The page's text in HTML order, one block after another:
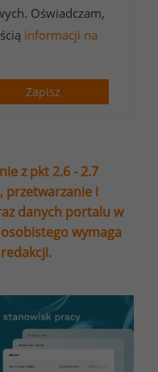
Oświadczam,
informacji na
Zapisz
z pkt 2.6 - 2.7
przetwarzanie i
danych portalu w
wymaga